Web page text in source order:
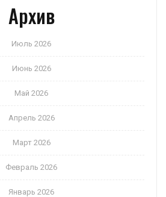
Архив
Июль 2026
Июнь 2026
Май 2026
Апрель 2026
Март 2026
Февраль 2026
Январь 2026